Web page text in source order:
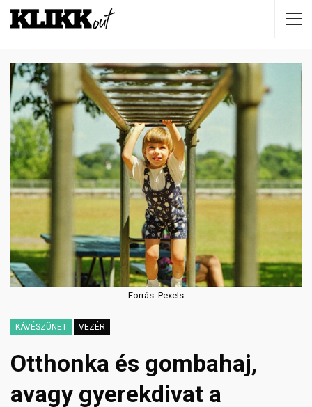
Forrás: Pexels
KÁVÉSZÜNET VEZÉR
Otthonka és gombahaj,
avagy gyerekdivat a